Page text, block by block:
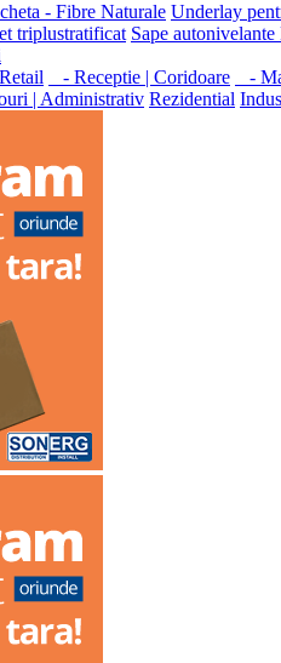
- Fibre Naturale Underlay
triplustratificat Sape
- Receptie | Coridoare -
| Administrativ Rezidential